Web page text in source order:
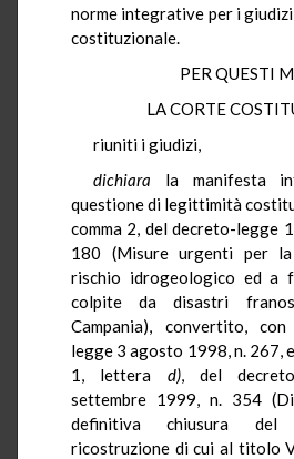
norme integrative per i
costituzionale.
PER QUESTI
LA CORTE
riuniti i giudizi,
dichiara
la manifesta
questione di legittimità
comma 2, del decreto-legge
180 (Misure urgenti per la
rischio idrogeologico ed a
colpite da disastri
Campania), convertito,
legge 3 agosto 1998, n. 267,
1, lettera d), del
settembre 1999, n. 354
definitiva chiusura del
ricostruzione di cui al titolo